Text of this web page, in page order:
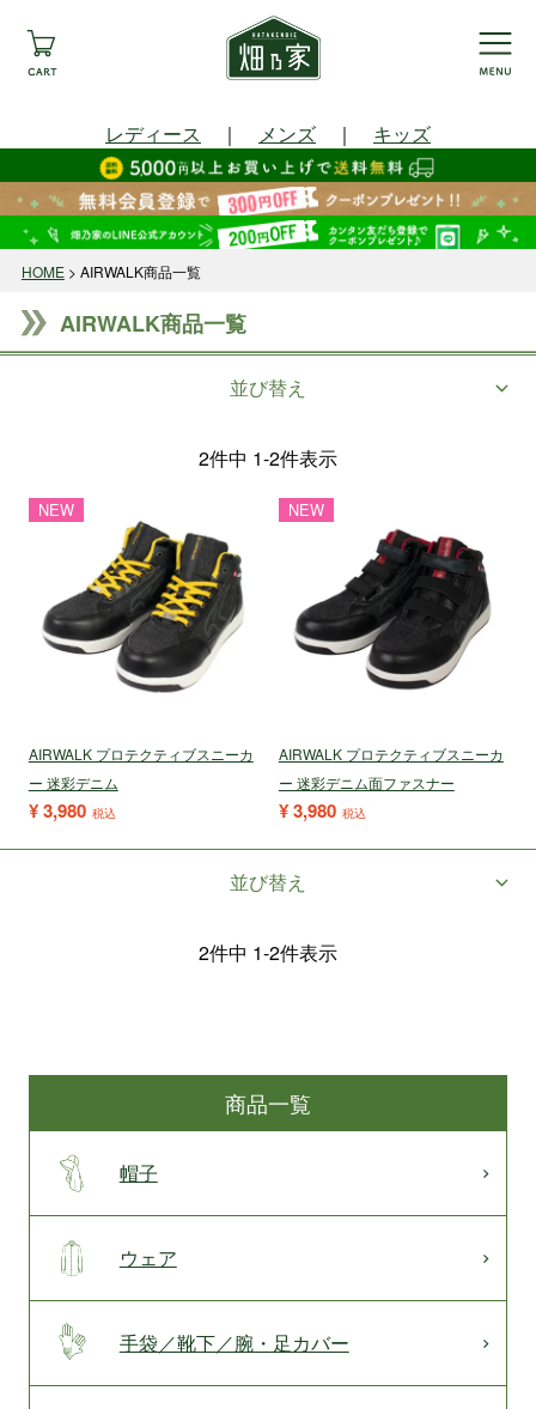
レディース ｜ メンズ ｜ キッズ
HOME AIRWALK商品一覧
AIRWALK商品一覧
並び替え
2件中 1-2件表示
NEW
AIRWALK プロテクティブスニーカ
ー 迷彩デニム
¥3,980 税込
NEW
AIRWALK プロテクティブスニーカ
ー 迷彩デニム面ファスナー
¥3,980 税込
並び替え
2件中 1-2件表示
商品一覧
帽子
ウェア
手袋／靴下／腕・足カバー